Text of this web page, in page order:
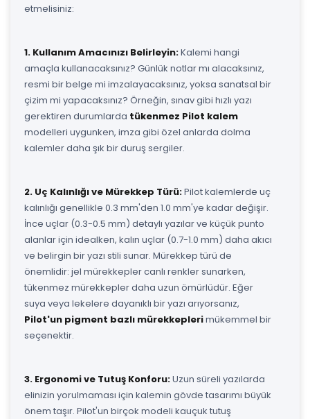
etmelisiniz:
1. Kullanım Amacınızı Belirleyin:Kalemi hangi
amaçla kullanacaksınız? Günlük notlar mı alacaksınız,
resmi bir belge mi imzalayacaksınız, yoksa sanatsal bir
çizim mi yapacaksınız? Örneğin, sınav gibi hızlı yazı
gerektiren durumlarda tükenmez Pilot kalem
modelleri uygunken, imza gibi özel anlarda dolma
kalemler daha şık bir duruş sergiler.
2. Uç Kalınlığı ve Mürekkep Türü:Pilot kalemlerde uç
kalınlığı genellikle 0.3 mm'den 1.0 mm'ye kadar değişir.
İnce uçlar (0.3-0.5 mm) detaylı yazılar ve küçük punto
alanlar için idealken, kalın uçlar (0.7-1.0 mm) daha akıcı
ve belirgin bir yazı stili sunar. Mürekkep türü de
önemlidir: jel mürekkepler canlı renkler sunarken,
tükenmez mürekkepler daha uzun ömürlüdür. Eğer
suya veya lekelere dayanıklı bir yazı arıyorsanız,
Pilot'un pigment bazlı mürekkeplerimükemmel bir
seçenektir.
3. Ergonomi ve Tutuş Konforu:Uzun süreli yazılarda
elinizin yorulmaması için kalemin gövde tasarımı büyük
önem taşır. Pilot'un birçok modeli kauçuk tutuş